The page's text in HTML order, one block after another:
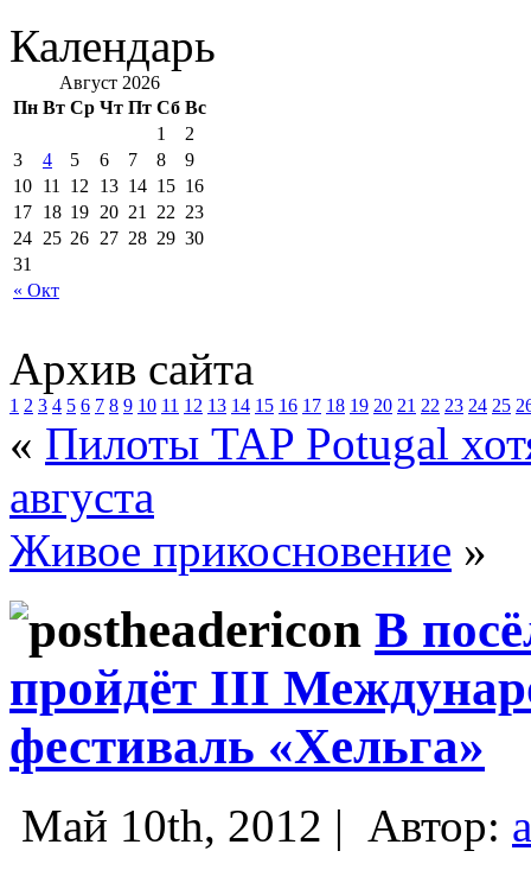
Календарь
Август 2026
Пн Вт Ср Чт Пт Сб Вс
« Окт
1
2
3
4 5 6 7 8
9
10 11 12 13 14 15 16
17 18 19 20 21 22 23
24 25 26 27 28 29 30
31
Архив сайта
1 2 3 4 5 6 7 8 9 10 11 12 13 14 15 16 17 18 19 20 21 22 23 24 25
« Пилоты TAP Potugal
августа
Живое прикосновение »
В
пройдёт III
фестиваль «Хельга»
Май 10th, 2012 | Автор: